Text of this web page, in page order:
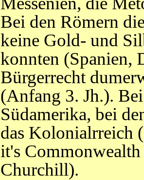
Bei den Römern
keine Gold- und
konnten (Spanien,
Bürgerrecht
(Anfang 3. Jh.).
Südamerika, bei
das Kolonialrreich
it's
Churchill).